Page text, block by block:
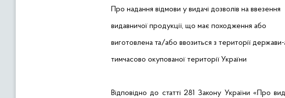
Про надання відмови у видачі дозволів на ввезення
видавничої продукції, що має походження або
виготовлена та/або ввозиться з території
тимчасово окупованої території України
Відповідно до статті 281 Закону України «Про